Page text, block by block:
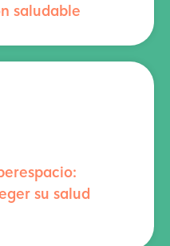
saludable
su salud